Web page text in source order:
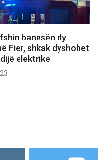
banesën dy
Fier, shkak dyshohet
elektrike